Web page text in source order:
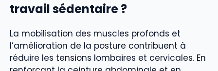
travail sédentaire ?
La mobilisation des muscles profonds et
l’amélioration de la posture contribuent à
réduire les tensions lombaires et cervicales. En